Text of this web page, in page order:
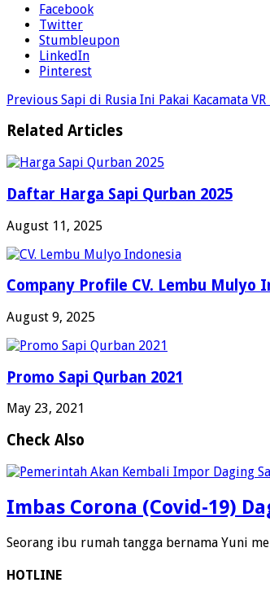
Facebook
Twitter
Stumbleupon
LinkedIn
Pinterest
Previous Sapi di Rusia Ini Pakai Kacamata
Related Articles
Daftar Harga Sapi Qurban 2025
August 11, 2025
Company Profile CV. Lembu Mulyo
August 9, 2025
Promo Sapi Qurban 2021
May 23, 2021
Check Also
Imbas Corona (Covid-19)
Seorang ibu rumah tangga bernama Yuni
HOTLINE